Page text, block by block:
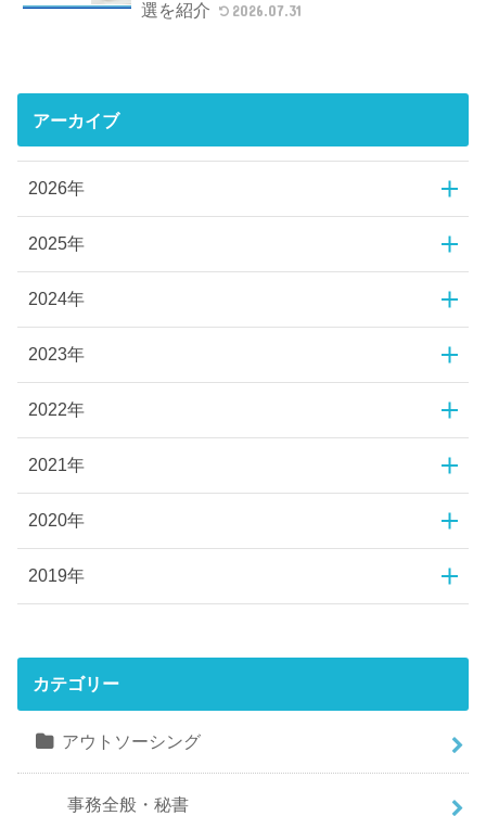
選を紹介 2026.07.31
アーカイブ
2026年
2025年
2024年
2023年
2022年
2021年
2020年
2019年
カテゴリー
アウトソーシング
事務全般・秘書